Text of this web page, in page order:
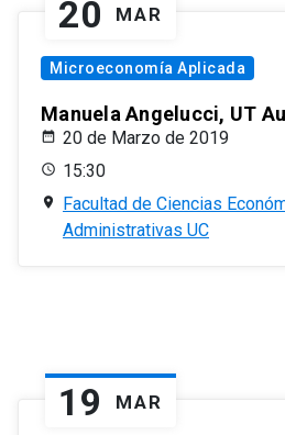
20 MAR
Microeconomía Aplicada
Manuela Angelucci, UT
20 de Marzo de 2019
15:30
Facultad de Ciencias
Administrativas UC
19 MAR